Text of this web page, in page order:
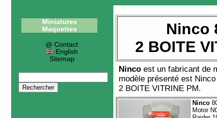
Miniatures
Maquettes
@ Contact
English
Sitemap
Ninco
2 BOITE
Ninco est un fabricant de
modèle présenté est
2 BOITE VITRINE PM.
Ninco
Motor